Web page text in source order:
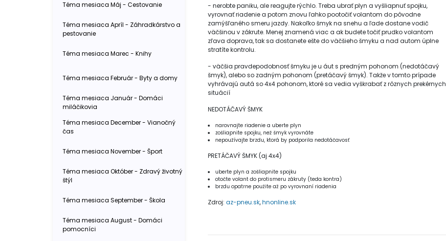
Téma mesiaca Máj - Cestovanie
Téma mesiaca Apríl - Záhradkárstvo a
pestovanie
Téma mesiaca Marec - Knihy
Téma mesiaca Február - Byty a domy
Téma mesiaca Január - Domáci
miláčikovia
Téma mesiaca December - Vianočný
čas
Téma mesiaca November - Šport
Téma mesiaca Október - Zdravý životný
štýl
Téma mesiaca September - Škola
Téma mesiaca August - Domáci
pomocníci
- nerobte paniku, ale reagujte rýchlo. Treba ubrať plyn a vyšliapnuť spojku,
vyrovnať riadenie a potom znovu ľahko pootočiť volantom do pôvodne
zamýšľaného smeru jazdy. Nakoľko šmyk na snehu a ľade dostane vodič
väčšinou v zákrute. Menej znamená viac a ak budete točiť prudko volantom
zľava doprava, tak sa dostanete ešte do väčšieho šmyku a nad autom úplne
stratíte kontrolu.
- väčšia pravdepodobnosť šmyku je u áut s predným pohonom (nedotáčavý
šmyk), alebo so zadným pohonom (pretáčavý šmyk). Takže v tomto prípade
vyhrávajú autá so 4x4 pohonom, ktoré sa vedia vyškrabať z rôznych prekérnych
situácií
NEDOTÁČAVÝ ŠMYK
narovnajte riadenie a uberte plyn
zošliapnite spojku, než šmyk vyrovnáte
nepoužívajte brzdu, ktorá by podporila nedotáčavosť
PRETÁČAVÝ ŠMYK (aj 4x4)
uberte plyn a zošliapnite spojku
otočte volant do protismeru zákruty (teda kontra)
brzdu opatrne použite až po vyrovnaní riadenia
Zdroj: az-pneu.sk,hnonline.sk